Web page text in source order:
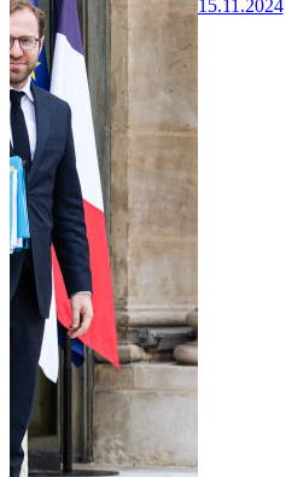
15.11.2024